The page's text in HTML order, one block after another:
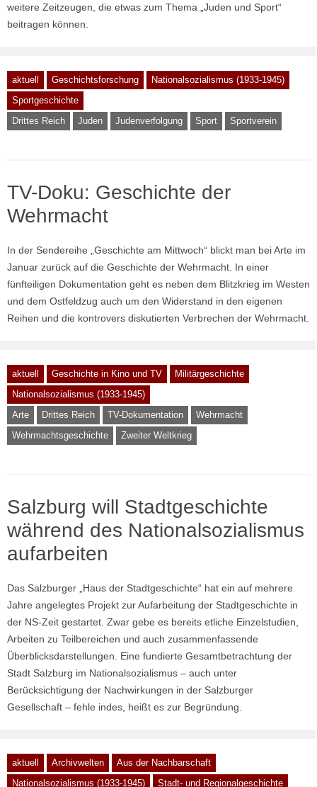
weitere Zeitzeugen, die etwas zum Thema „Juden und Sport“
beitragen können.
aktuell Geschichtsforschung
Nationalsozialismus (1933-1945)
Sportgeschichte
Drittes Reich
Juden Judenverfolgung Sport Sportverein
TV-Doku: Geschichte der
Wehrmacht
In der Sendereihe „Geschichte am Mittwoch“ blickt man bei Arte im
Januar zurück auf die Geschichte der Wehrmacht. In einer
fünfteiligen Dokumentation geht es neben dem Blitzkrieg im Westen
und dem Ostfeldzug auch um den Widerstand in den eigenen
Reihen und die kontrovers diskutierten Verbrechen der Wehrmacht.
aktuell Geschichte in Kino und TV
Militärgeschichte
Nationalsozialismus (1933-1945)
Arte
Drittes Reich TV-Dokumentation
Wehrmacht
Wehrmachtsgeschichte
Zweiter Weltkrieg
Salzburg will Stadtgeschichte
während des Nationalsozialismus
aufarbeiten
Das Salzburger „Haus der Stadtgeschichte“ hat ein auf mehrere
Jahre angelegtes Projekt zur Aufarbeitung der Stadtgeschichte in
der NS-Zeit gestartet. Zwar gebe es bereits etliche Einzelstudien,
Arbeiten zu Teilbereichen und auch zusammenfassende
Überblicksdarstellungen. Eine fundierte Gesamtbetrachtung der
Stadt Salzburg im Nationalsozialismus – auch unter
Berücksichtigung der Nachwirkungen in der Salzburger
Gesellschaft – fehle indes, heißt es zur Begründung.
aktuell Archivwelten
Aus der Nachbarschaft
Nationalsozialismus (1933-1945)
Stadt- und Regionalgeschichte